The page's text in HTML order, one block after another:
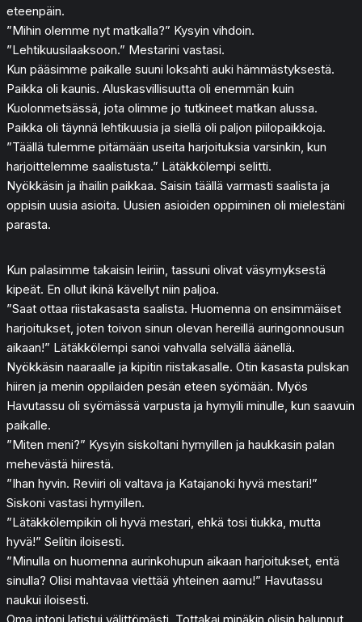
eteenpäin.
”Mihin olemme nyt matkalla?” Kysyin vihdoin.
”Lehtikuusilaaksoon.” Mestarini vastasi.
Kun pääsimme paikalle suuni loksahti auki hämmästyksestä.
Paikka oli kaunis. Aluskasvillisuutta oli enemmän kuin
Kuolonmetsässä, jota olimme jo tutkineet matkan alussa.
Paikka oli täynnä lehtikuusia ja siellä oli paljon piilopaikkoja.
”Täällä tulemme pitämään useita harjoituksia varsinkin, kun
harjoittelemme saalistusta.” Lätäkkölempi selitti.
Nyökkäsin ja ihailin paikkaa. Saisin täällä varmasti saalista ja
oppisin uusia asioita. Uusien asioiden oppiminen oli mielestäni
parasta.
Kun palasimme takaisin leiriin, tassuni olivat väsymyksestä
kipeät. En ollut ikinä kävellyt niin paljoa.
”Saat ottaa riistakasasta saalista. Huomenna on ensimmäiset
harjoitukset, joten toivon sinun olevan hereillä auringonnousun
aikaan!” Lätäkkölempi sanoi vahvalla selvällä äänellä.
Nyökkäsin naaraalle ja kipitin riistakasalle. Otin kasasta pulskan
hiiren ja menin oppilaiden pesän eteen syömään. Myös
Havutassu oli syömässä varpusta ja hymyili minulle, kun saavuin
paikalle.
”Miten meni?” Kysyin siskoltani hymyillen ja haukkasin palan
mehevästä hiirestä.
”Ihan hyvin. Reviiri oli valtava ja Katajanoki hyvä mestari!”
Siskoni vastasi hymyillen.
”Lätäkkölempikin oli hyvä mestari, ehkä tosi tiukka, mutta
hyvä!” Selitin iloisesti.
”Minulla on huomenna aurinkohupun aikaan harjoitukset, entä
sinulla? Olisi mahtavaa viettää yhteinen aamu!” Havutassu
naukui iloisesti.
Oma intoni latistui välittömästi. Tottakai minäkin olisin halunnut